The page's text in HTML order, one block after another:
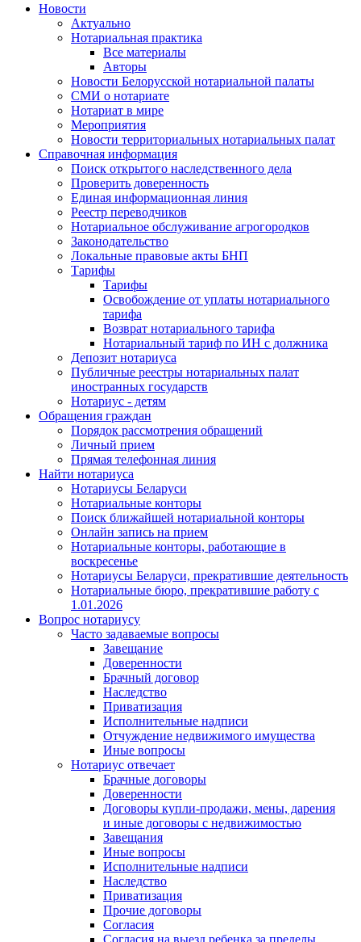
Новости
Актуально
Нотариальная практика
Все материалы
Авторы
Новости Белорусской нотариальной палаты
СМИ о нотариате
Нотариат в мире
Мероприятия
Новости территориальных нотариальных палат
Справочная информация
Поиск открытого наследственного дела
Проверить доверенность
Единая информационная линия
Реестр переводчиков
Нотариальное обслуживание агрогородков
Законодательство
Локальные правовые акты БНП
Тарифы
Тарифы
Освобождение от уплаты нотариального
тарифа
Возврат нотариального тарифа
Нотариальный тариф по ИН с должника
Депозит нотариуса
Публичные реестры нотариальных палат
иностранных государств
Нотариус - детям
Обращения граждан
Порядок рассмотрения обращений
Личный прием
Прямая телефонная линия
Найти нотариуса
Нотариусы Беларуси
Нотариальные конторы
Поиск ближайшей нотариальной конторы
Онлайн запись на прием
Нотариальные конторы, работающие в
воскресенье
Нотариусы Беларуси, прекратившие деятельность
Нотариальные бюро, прекратившие работу с
1.01.2026
Вопрос нотариусу
Часто задаваемые вопросы
Завещание
Доверенности
Брачный договор
Наследство
Приватизация
Исполнительные надписи
Отчуждение недвижимого имущества
Иные вопросы
Нотариус отвечает
Брачные договоры
Доверенности
Договоры купли-продажи, мены, дарения
и иные договоры с недвижимостью
Завещания
Иные вопросы
Исполнительные надписи
Наследство
Приватизация
Прочие договоры
Согласия
Согласия на выезд ребенка за пределы